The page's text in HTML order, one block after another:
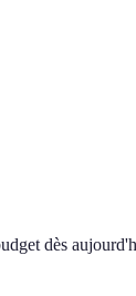
dès